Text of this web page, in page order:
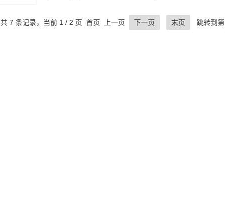
共 7 条记录，当前 1 / 2 页 首页 上一页 下一页 末页 跳转到第